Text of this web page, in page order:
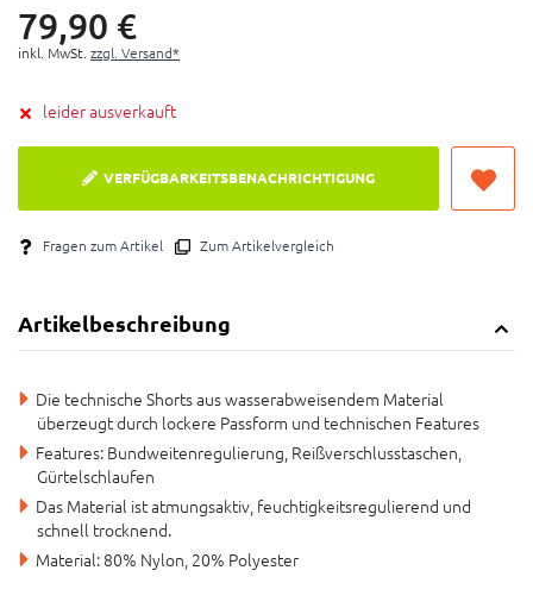
79,90 €
inkl. MwSt. zzgl. Versand*
leider ausverkauft
VERFÜGBARKEITSBENACHRICHTIGUNG
Fragen zum Artikel Zum Artikelvergleich
Artikelbeschreibung
Die technische Shorts aus wasserabweisendem Material
überzeugt durch lockere Passform und technischen Features
Features: Bundweitenregulierung, Reißverschlusstaschen,
Gürtelschlaufen
Das Material ist atmungsaktiv, feuchtigkeitsregulierend und
schnell trocknend.
Material: 80% Nylon, 20% Polyester